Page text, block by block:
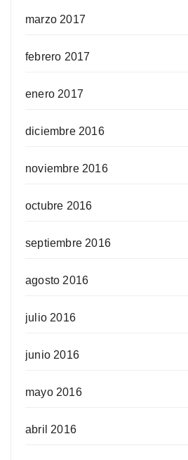
marzo 2017
febrero 2017
enero 2017
diciembre 2016
noviembre 2016
octubre 2016
septiembre 2016
agosto 2016
julio 2016
junio 2016
mayo 2016
abril 2016